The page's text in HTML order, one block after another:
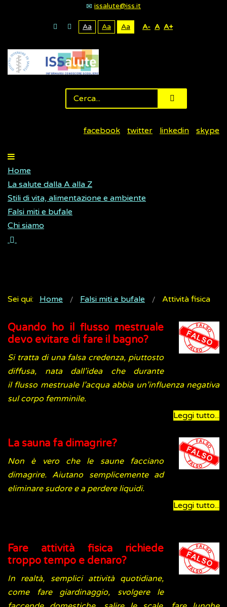
issalute@iss.it
Aa Aa Aa A- A A+
facebook twitter linkedin skype
Home
La salute dalla A alla Z
Stili di vita, alimentazione e ambiente
Falsi miti e bufale
Chi siamo
Sei qui: Home Falsi miti e bufale Attività fisica
Quando ho il flusso mestruale
devo evitare di fare il bagno?
Si tratta di una falsa credenza, piuttosto
diffusa, nata dall’idea che durante
il flusso mestruale l’acqua abbia un’influenza negativa
sul corpo femminile.
Leggi tutto...
La sauna fa dimagrire?
Non è vero che le saune facciano
dimagrire. Aiutano semplicemente ad
eliminare sudore e a perdere liquidi.
Leggi tutto...
Fare attività fisica richiede
troppo tempo e denaro?
In realtà, semplici attività quotidiane,
come fare giardinaggio, svolgere le